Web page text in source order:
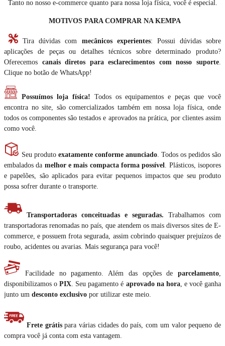
Tanto no nosso e-commerce quanto para nossa loja física, você é especial.
MOTIVOS PARA COMPRAR NA KEMPA
Tira dúvidas com mecânicos experientes: Possui dúvidas sobre
aplicações de peças ou detalhes técnicos sobre determinado produto?
Oferecemos canais diretos para esclarecimentos com nosso suporte
Clique no botão de WhatsApp!
Possuímos loja física! Todos os equipamentos e peças que você
encontra no site, são comercializados também em nossa loja física, onde
todos os componentes são testados e aprovados na prática, por clientes assim
como você.
Seu produto exatamente conforme anunciado . Todos os pedidos são
embalados da melhor e mais compacta forma possível . Plásticos, isopores
e papelões, são aplicados para evitar pequenos impactos que seu produto
possa sofrer durante o transporte.
Transportadoras conceituadas e seguradas. Trabalhamos com
transportadoras renomadas no país, que atendem os mais diversos sites de E-
commerce, e possuem frota segurada, assim cobrindo quaisquer prejuízos de
roubo, acidentes ou avarias. Mais segurança para você!
Facilidade no pagamento. Além das opções de parcelamento
disponibilizamos oPIX . Seu pagamento é aprovado na hora, e você ganha
junto um desconto exclusivo por utilizar este meio.
Frete grátispara várias cidades do país, com um valor pequeno de
compra você já conta com esta vantagem.